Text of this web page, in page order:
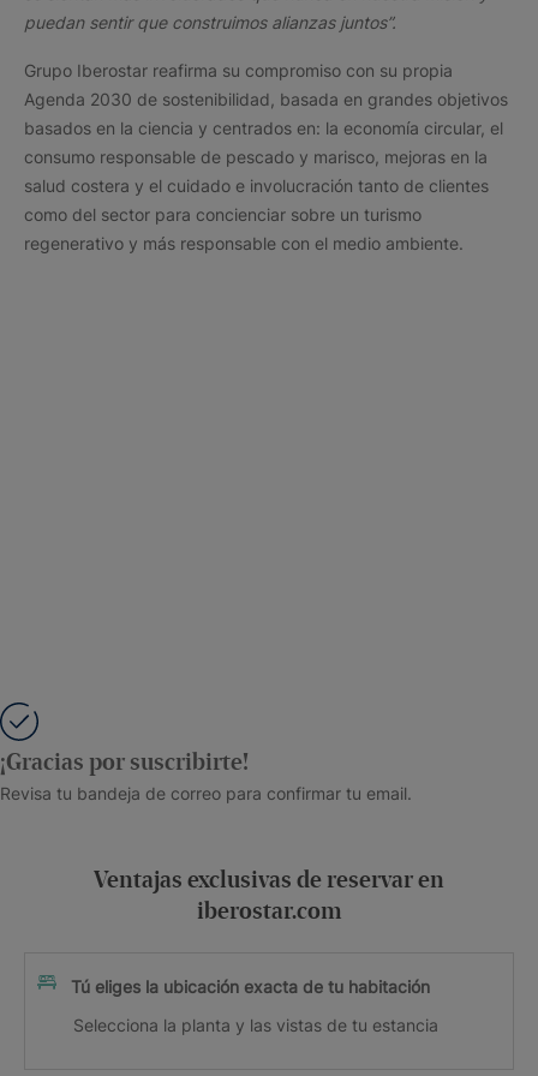
puedan sentir que construimos alianzas juntos”.
Grupo Iberostar reafirma su compromiso con su propia
Agenda 2030 de sostenibilidad, basada en grandes objetivos
basados en la ciencia y centrados en: la economía circular, el
consumo responsable de pescado y marisco, mejoras en la
salud costera y el cuidado e involucración tanto de clientes
como del sector para concienciar sobre un turismo
regenerativo y más responsable con el medio ambiente.
¡Gracias por suscribirte!
Revisa tu bandeja de correo para confirmar tu email.
Ventajas exclusivas de reservar en
iberostar.com
Tú eliges la ubicación exacta de tu habitación
Selecciona la planta y las vistas de tu estancia